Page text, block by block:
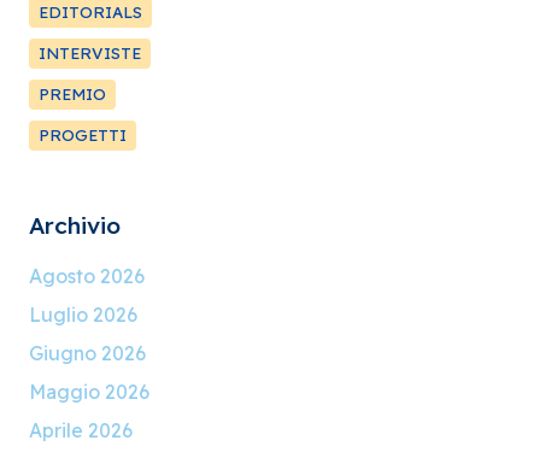
EDITORIALS
INTERVISTE
PREMIO
PROGETTI
Archivio
Agosto 2026
Luglio 2026
Giugno 2026
Maggio 2026
Aprile 2026